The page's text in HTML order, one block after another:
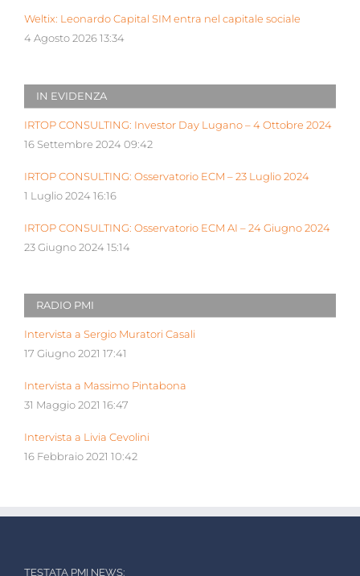
Weltix: Leonardo Capital SIM entra nel capitale sociale
4 Agosto 2026 13:34
IN EVIDENZA
IRTOP CONSULTING: Investor Day Lugano – 4 Ottobre 2024
16 Settembre 2024 09:42
IRTOP CONSULTING: Osservatorio ECM – 23 Luglio 2024
1 Luglio 2024 16:16
IRTOP CONSULTING: Osservatorio ECM AI – 24 Giugno 2024
23 Giugno 2024 15:14
RADIO PMI
Intervista a Sergio Muratori Casali
17 Giugno 2021 17:41
Intervista a Massimo Pintabona
31 Maggio 2021 16:47
Intervista a Livia Cevolini
16 Febbraio 2021 10:42
TESTATA PMI NEWS: